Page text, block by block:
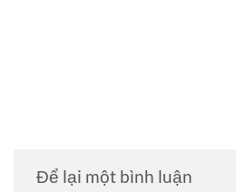
Để lại một bình luận